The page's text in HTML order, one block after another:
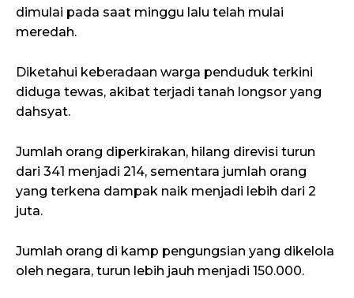
dimulai pada saat minggu lalu telah mulai
meredah.
Diketahui keberadaan warga penduduk terkini
diduga tewas, akibat terjadi tanah longsor yang
dahsyat.
Jumlah orang diperkirakan, hilang direvisi turun
dari 341 menjadi 214, sementara jumlah orang
yang terkena dampak naik menjadi lebih dari 2
juta.
Jumlah orang di kamp pengungsian yang dikelola
oleh negara, turun lebih jauh menjadi 150.000.